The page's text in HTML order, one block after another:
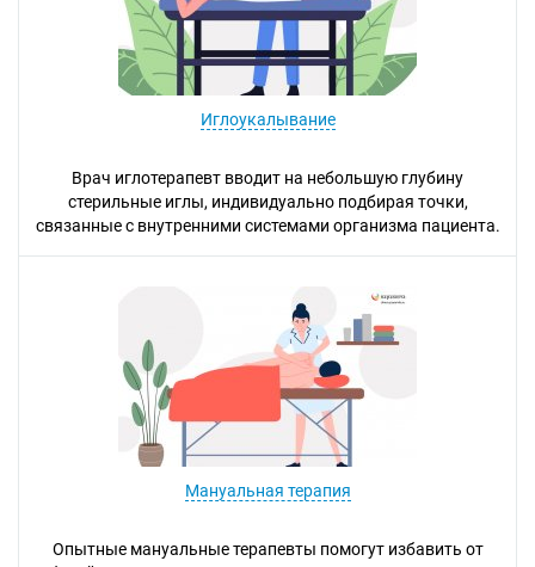
Иглоукалывание
Врач иглотерапевт вводит на небольшую глубину
стерильные иглы, индивидуально подбирая точки,
связанные с внутренними системами организма пациента.
Мануальная терапия
Опытные мануальные терапевты помогут избавить от